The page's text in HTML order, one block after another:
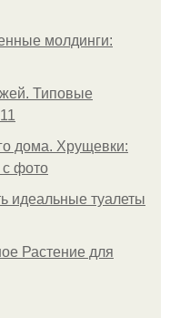
молдинги:
Типовые
дома. Хрущевки:
с фото
идеальные туалеты
Растение для